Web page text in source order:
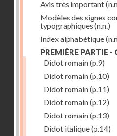
Avis très important
Modèles des signes
typographiques (n.n.)
Index alphabétique
PREMIÈRE PARTIE -
Didot romain(p.9)
Didot romain(p.10)
Didot romain(p.11)
Didot romain(p.12)
Didot romain(p.13)
Didot italique(p.14)